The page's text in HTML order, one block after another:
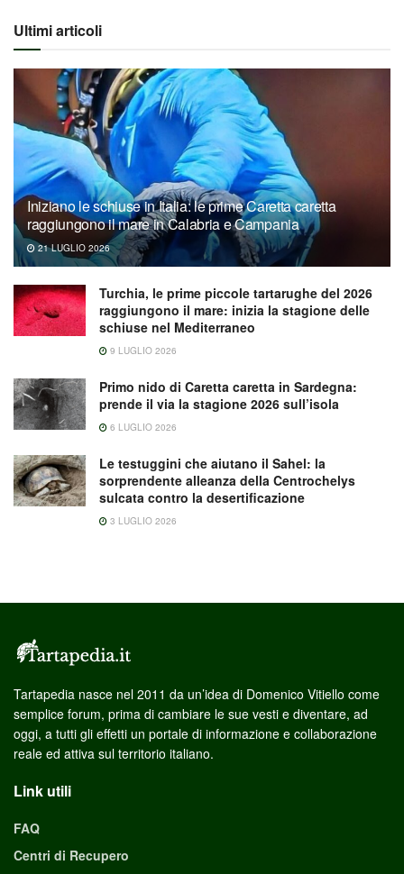
Ultimi articoli
Iniziano le schiuse in Italia: le prime Caretta caretta
raggiungono il mare in Calabria e Campania
21 LUGLIO 2026
Turchia, le prime piccole tartarughe del 2026
raggiungono il mare: inizia la stagione delle
schiuse nel Mediterraneo
9 LUGLIO 2026
Primo nido di Caretta caretta in Sardegna:
prende il via la stagione 2026 sull’isola
6 LUGLIO 2026
Le testuggini che aiutano il Sahel: la
sorprendente alleanza della Centrochelys
sulcata contro la desertificazione
3 LUGLIO 2026
Tartapedia nasce nel 2011 da un’idea di Domenico Vitiello come
semplice forum, prima di cambiare le sue vesti e diventare, ad
oggi, a tutti gli effetti un portale di informazione e collaborazione
reale ed attiva sul territorio italiano.
Link utili
FAQ
Centri di Recupero